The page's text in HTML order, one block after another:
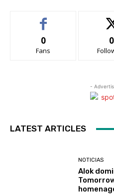
0
Fans
0
-
LATEST ARTICLES
NOTICIAS
Alok